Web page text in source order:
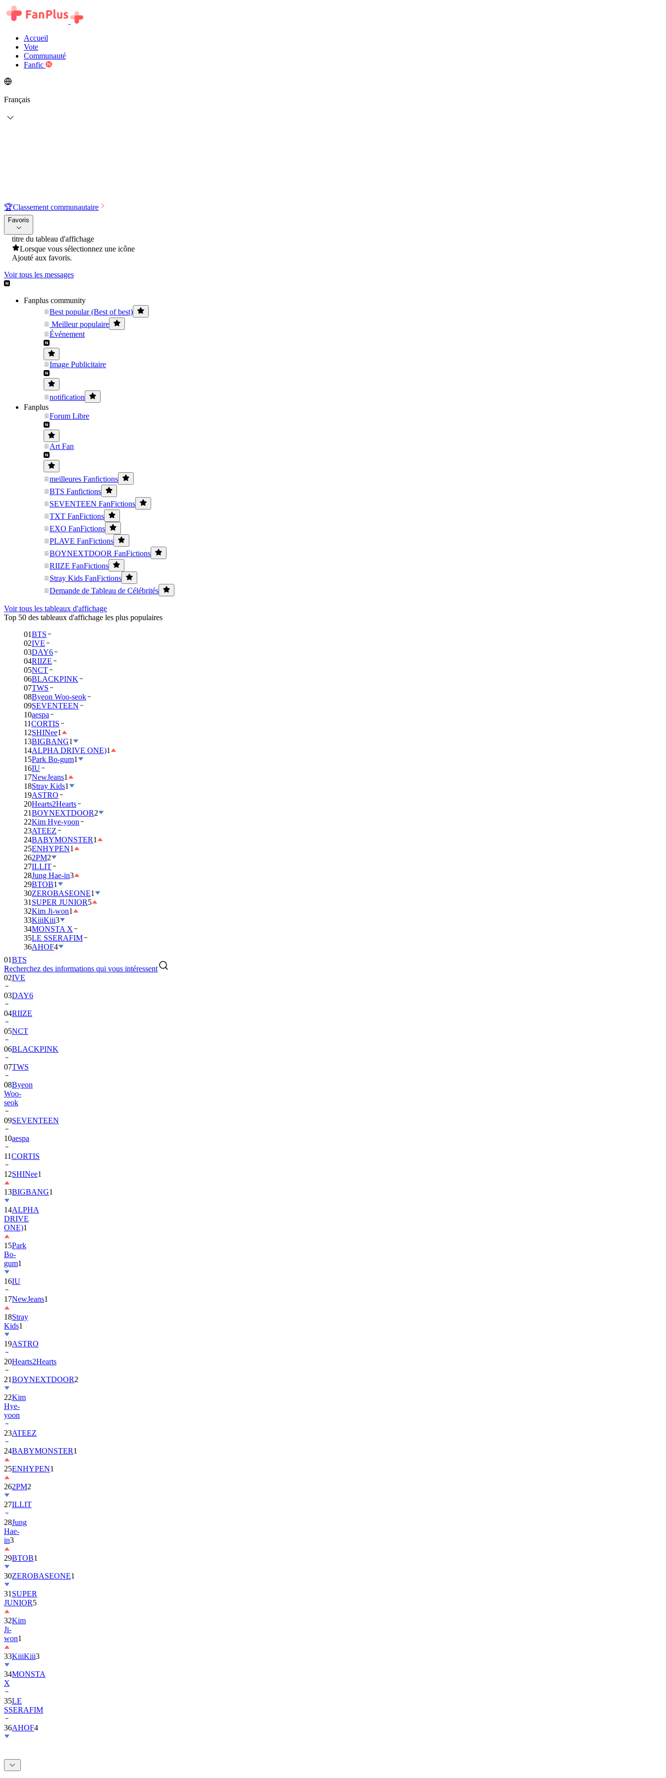
Accueil
Vote
Communauté
Fanfic
Français
🏆Classement communautaire
Favoris
titre du tableau d'affichage
Lorsque vous sélectionnez une icône
Ajouté aux favoris.
Voir tous les messages
Fanplus community
Best popular (Best of best)
Meilleur populaire
Événement
Image Publicitaire
notification
Fanplus
Forum Libre
Art Fan
meilleures Fanfictions
BTS Fanfictions
SEVENTEEN FanFictions
TXT FanFictions
EXO FanFictions
PLAVE FanFictions
BOYNEXTDOOR FanFictions
RIIZE FanFictions
Stray Kids FanFictions
Demande de Tableau de Célébrités
Voir tous les tableaux d'affichage
Top 50 des tableaux d'affichage les plus populaires
01BTS
02IVE
03DAY6
04RIIZE
05NCT
06BLACKPINK
07TWS
08Byeon Woo-seok
09SEVENTEEN
10aespa
11CORTIS
12SHINee1
13BIGBANG1
14ALPHA DRIVE ONE)1
15Park Bo-gum1
16IU
17NewJeans1
18Stray Kids1
19ASTRO
20Hearts2Hearts
21BOYNEXTDOOR2
22Kim Hye-yoon
23ATEEZ
24BABYMONSTER1
25ENHYPEN1
262PM2
27ILLIT
28Jung Hae-in3
29BTOB1
30ZEROBASEONE1
31 SUPER JUNIOR5
32Kim Ji-won1
33KiiiKiii3
34MONSTA X
35LE SSERAFIM
36AHOF4
Recherchez des informations qui vous intéressent
BTS
02IVE
03DAY6
04RIIZE
05NCT
06BLACKPINK
07TWS
08Byeon
Woo-
seok
09SEVENTEEN
10aespa
11CORTIS
12SHINee1
13BIGBANG
14ALPHA
DRIVE
ONE)1
15Park
Bo-
gum1
16IU
17NewJeans
18Stray
Kids
19ASTRO
20Hearts2Hearts
21BOYNEXTDOOR
22Kim
Hye-
yoon
23ATEEZ
24BABYMONSTER
25ENHYPEN1
262PM2
27ILLIT
28Jung
Hae-
in3
29BTOB
30ZEROBASEONE
31SUPER
JUNIOR
32Kim
Ji-
won1
33KiiiKiii
34MONSTA
X
35
SSERAFIM
36AHOF4